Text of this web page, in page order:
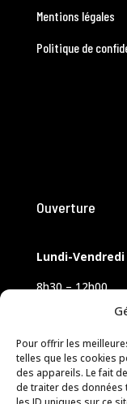
Pour offrir les
telles que les cookies
des appareils. Le fait
de traiter des données
Mentions légales
Politique de
Ouverture
Lundi-Vendredi
8h30 – 12h00
Samedi sur